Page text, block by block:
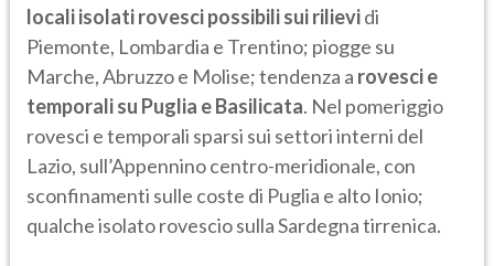
locali isolati rovesci possibili sui rilievidi
Piemonte, Lombardia e Trentino; piogge su
Marche, Abruzzo e Molise; tendenza a rovesci e
temporali su Puglia e Basilicata. Nel pomeriggio
rovesci e temporali sparsi sui settori interni del
Lazio, sull’Appennino centro-meridionale, con
sconfinamenti sulle coste di Puglia e alto Ionio;
qualche isolato rovescio sulla Sardegna tirrenica.